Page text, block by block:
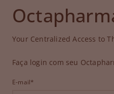
Your Centralized Access to
Faça login com seu
E-mail*